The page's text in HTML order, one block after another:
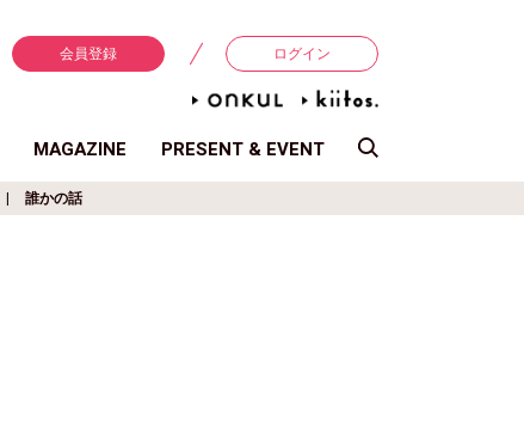
会員登録 ログイン
MAGAZINE PRESENT & EVENT
誰かの話